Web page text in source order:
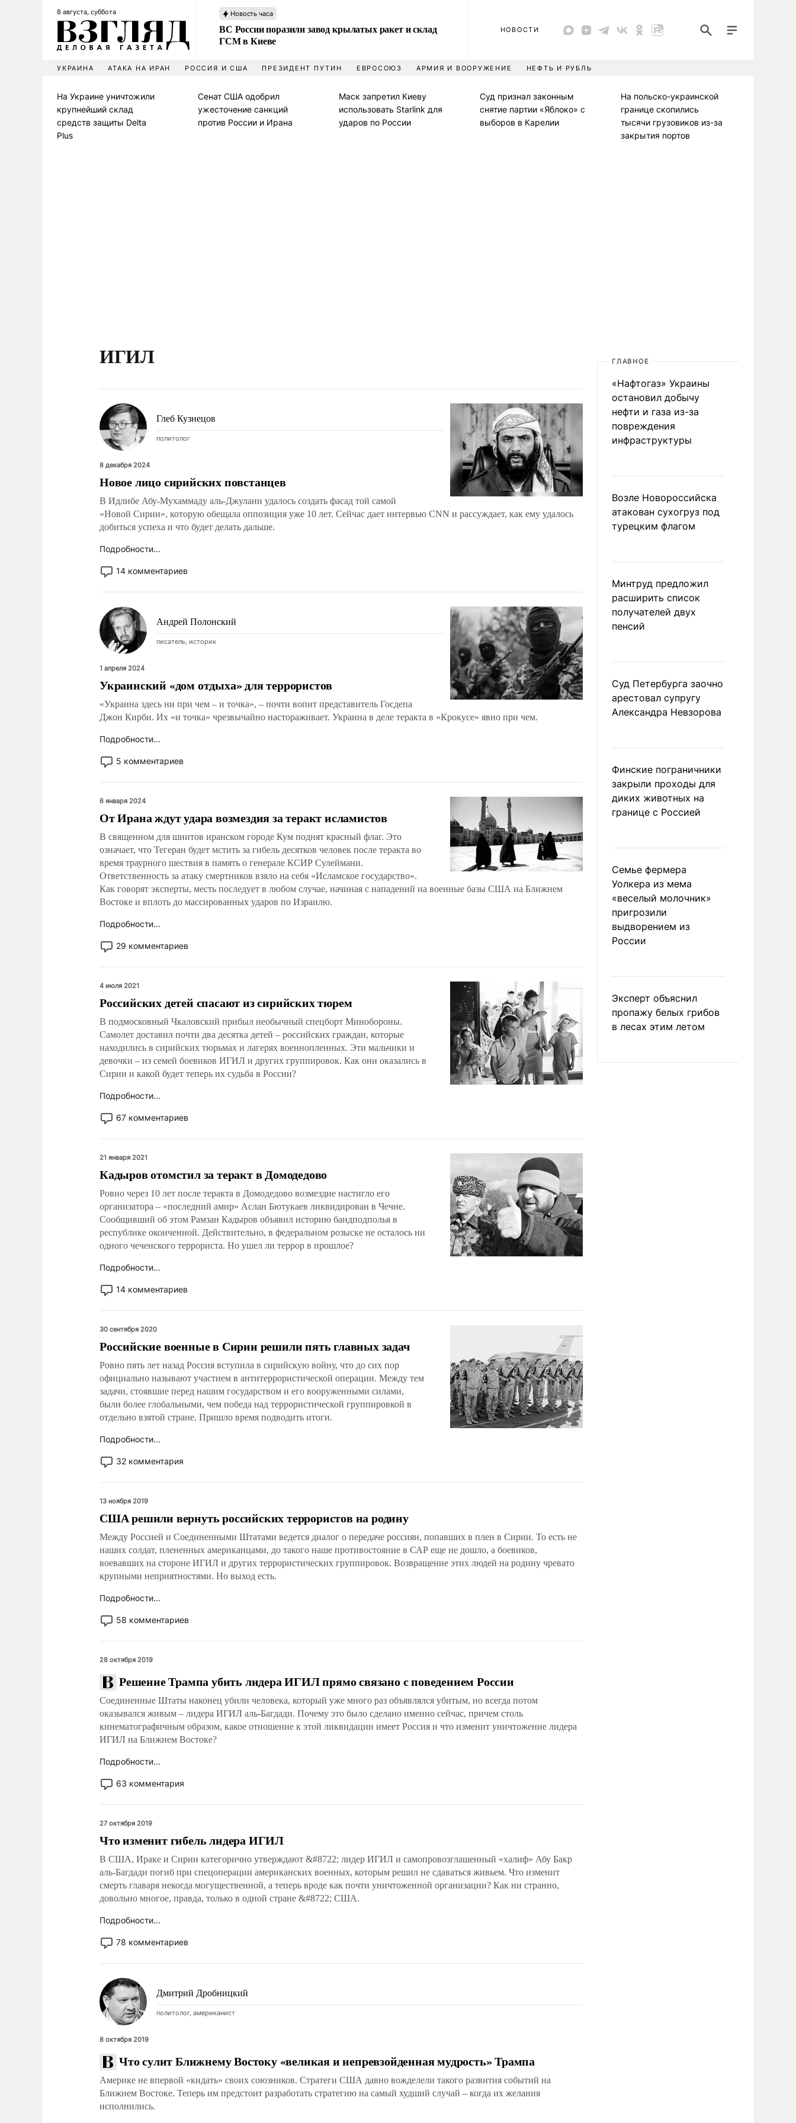
8 августа, суббота Новость часа
ВС России поразили завод крылатых ракет и склад
ГСМ в Киеве
НОВОСТИ
УКРАИНА АТАКА НА ИРАН РОССИЯ И США ПРЕЗИДЕНТ ПУТИН ЕВРОСОЮЗ АРМИЯ И ВООРУЖЕНИЕ НЕФТЬ И РУБЛЬ
На Украине уничтожили
крупнейший склад
средств защиты Delta
Plus
Сенат США одобрил
ужесточение санкций
против России и Ирана
Маск запретил Киеву
использовать Starlink для
ударов по России
Суд признал законным
снятие партии «Яблоко» с
выборов в Карелии
На польско-украинской
границе скопились
тысячи грузовиков из-за
закрытия портов
ИГИЛ
Глеб Кузнецов
политолог
8 декабря 2024
Новое лицо сирийских повстанцев
В Идлибе Абу-Мухаммаду аль-Джулани удалось создать фасад той самой
«Новой Сирии», которую обещала оппозиция уже 10 лет. Сейчас дает интервью CNN и рассуждает, как ему удалось
добиться успеха и что будет делать дальше.
Подробности...
14 комментариев
Андрей Полонский
писатель, историк
1 апреля 2024
Украинский «дом отдыха» для террористов
«Украина здесь ни при чем – и точка», – почти вопит представитель Госдепа
Джон Кирби. Их «и точка» чрезвычайно настораживает. Украина в деле теракта в «Крокусе» явно при чем.
Подробности...
5 комментариев
6 января 2024
От Ирана ждут удара возмездия за теракт исламистов
В священном для шиитов иранском городе Кум поднят красный флаг. Это
означает, что Тегеран будет мстить за гибель десятков человек после теракта во
время траурного шествия в память о генерале КСИР Сулеймани.
Ответственность за атаку смертников взяло на себя «Исламское государство».
Как говорят эксперты, месть последует в любом случае, начиная с нападений на военные базы США на Ближнем
Востоке и вплоть до массированных ударов по Израилю.
Подробности...
29 комментариев
4 июля 2021
Российских детей спасают из сирийских тюрем
В подмосковный Чкаловский прибыл необычный спецборт Минобороны.
Самолет доставил почти два десятка детей – российских граждан, которые
находились в сирийских тюрьмах и лагерях военнопленных. Эти мальчики и
девочки – из семей боевиков ИГИЛ и других группировок. Как они оказались в
Сирии и какой будет теперь их судьба в России?
Подробности...
67 комментариев
21 января 2021
Кадыров отомстил за теракт в Домодедово
Ровно через 10 лет после теракта в Домодедово возмездие настигло его
организатора – «последний амир» Аслан Бютукаев ликвидирован в Чечне.
Сообщивший об этом Рамзан Кадыров объявил историю бандподполья в
республике оконченной. Действительно, в федеральном розыске не осталось ни
одного чеченского террориста. Но ушел ли террор в прошлое?
Подробности...
14 комментариев
30 сентября 2020
Российские военные в Сирии решили пять главных задач
Ровно пять лет назад Россия вступила в сирийскую войну, что до сих пор
официально называют участием в антитеррористической операции. Между тем
задачи, стоявшие перед нашим государством и его вооруженными силами,
были более глобальными, чем победа над террористической группировкой в
отдельно взятой стране. Пришло время подводить итоги.
Подробности...
32 комментария
13 ноября 2019
США решили вернуть российских террористов на родину
Между Россией и Соединенными Штатами ведется диалог о передаче россиян, попавших в плен в Сирии. То есть не
наших солдат, плененных американцами, до такого наше противостояние в САР еще не дошло, а боевиков,
воевавших на стороне ИГИЛ и других террористических группировок. Возвращение этих людей на родину чревато
крупными неприятностями. Но выход есть.
Подробности...
58 комментариев
28 октября 2019
Решение Трампа убить лидера ИГИЛ прямо связано с поведением России
Соединенные Штаты наконец убили человека, который уже много раз объявлялся убитым, но всегда потом
оказывался живым – лидера ИГИЛ аль-Багдади. Почему это было сделано именно сейчас, причем столь
кинематографичным образом, какое отношение к этой ликвидации имеет Россия и что изменит уничтожение лидера
ИГИЛ на Ближнем Востоке?
Подробности...
63 комментария
27 октября 2019
Что изменит гибель лидера ИГИЛ
В США, Ираке и Сирии категорично утверждают &#8722; лидер ИГИЛ и самопровозглашенный «халиф» Абу Бакр
аль-Багдади погиб при спецоперации американских военных, которым решил не сдаваться живьем. Что изменит
смерть главаря некогда могущественной, а теперь вроде как почти уничтоженной организации? Как ни странно,
довольно многое, правда, только в одной стране &#8722; США.
Подробности...
78 комментариев
Дмитрий Дробницкий
политолог, американист
8 октября 2019
Что сулит Ближнему Востоку «великая и непревзойденная мудрость» Трампа
Америке не впервой «кидать» своих союзников. Стратеги США давно вожделели такого развития событий на
Ближнем Востоке. Теперь им предстоит разработать стратегию на самый худший случай – когда их желания
исполнились.
ГЛАВНОЕ
«Нафтогаз» Украины
остановил добычу
нефти и газа из-за
повреждения
инфраструктуры
Возле Новороссийска
атакован сухогруз под
турецким флагом
Минтруд предложил
расширить список
получателей двух
пенсий
Суд Петербурга заочно
арестовал супругу
Александра Невзорова
Финские пограничники
закрыли проходы для
диких животных на
границе с Россией
Семье фермера
Уолкера из мема
«веселый молочник»
пригрозили
выдворением из
России
Эксперт объяснил
пропажу белых грибов
в лесах этим летом